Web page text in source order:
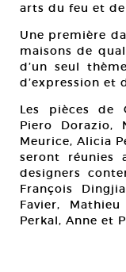
arts du feu et
Une première
maisons de
d’un seul
d’expression et
Les pièces de
Piero Dorazio,
Meurice, Alicia
seront réunies
designers
François
Favier,
Perkal, Anne et